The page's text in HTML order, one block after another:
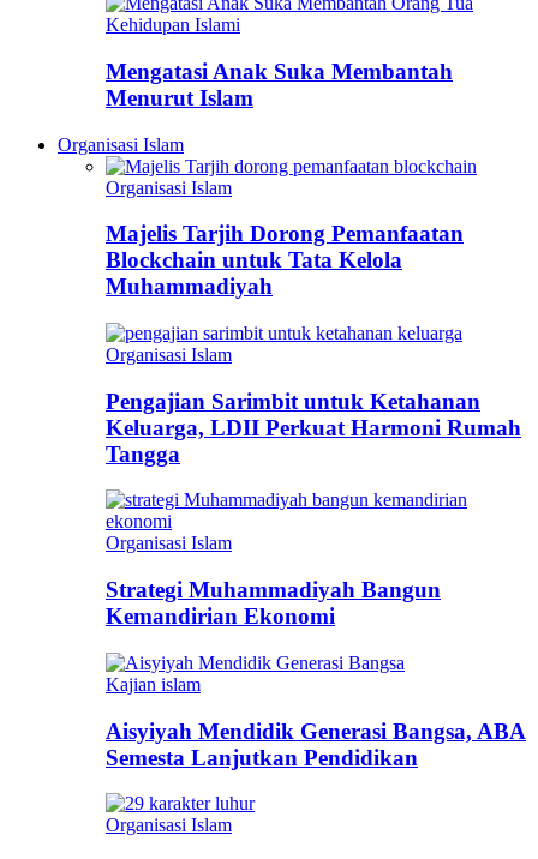
Kehidupan Islami
Mengatasi Anak Suka Membantah
Menurut Islam
Organisasi Islam
Organisasi Islam
Majelis Tarjih Dorong Pemanfaatan
Blockchain untuk Tata Kelola
Muhammadiyah
Organisasi Islam
Pengajian Sarimbit untuk Ketahanan
Keluarga, LDII Perkuat Harmoni Rumah
Tangga
Organisasi Islam
Strategi Muhammadiyah Bangun
Kemandirian Ekonomi
Kajian islam
Aisyiyah Mendidik Generasi Bangsa, ABA
Semesta Lanjutkan Pendidikan
Organisasi Islam